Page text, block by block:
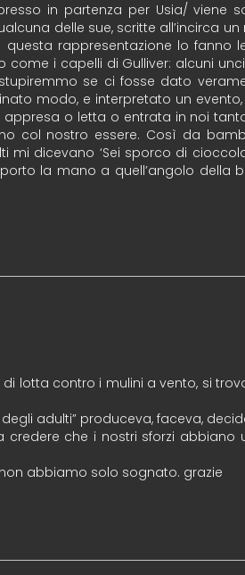
in partenza per Usia/ viene
delle sue, scritte all’incirca un
rappresentazione lo fanno
i capelli di Gulliver: alcuni
se ci fosse dato
modo, e interpretato un evento,
o letta o entrata in noi
col nostro essere. Così da
dicevano ‘Sei sporco di
la mano a quell’angolo della
lotta contro i mulini a vento, si
adulti” produceva, faceva,
che i nostri sforzi abbiano
abbiamo solo sognato. grazie